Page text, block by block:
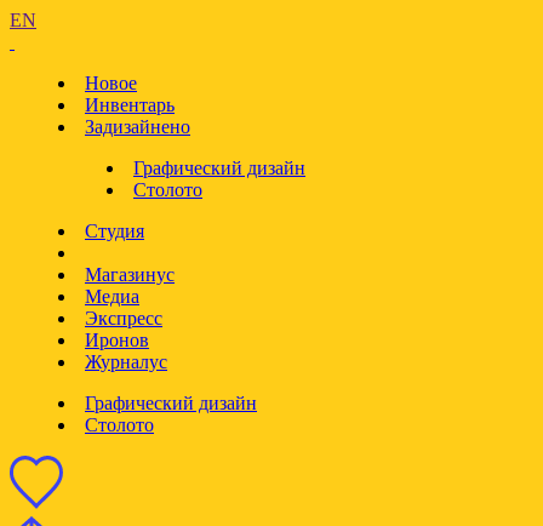
EN
Новое
Инвентарь
Задизайнено
Графический дизайн
Столото
Студия
Магазинус
Медиа
Экспресс
Иронов
Журналус
Графический дизайн
Столото